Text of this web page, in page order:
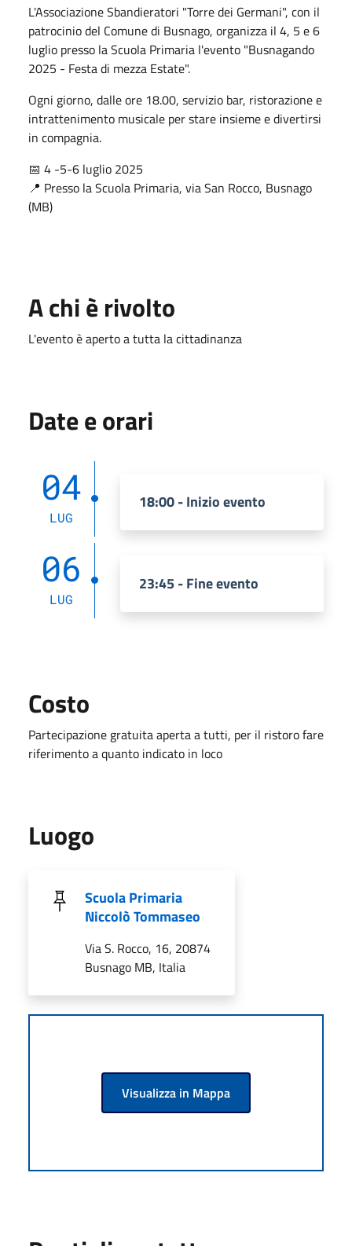
L'Associazione Sbandieratori "Torre dei Germani", con il
patrocinio del Comune di Busnago, organizza il 4, 5 e 6
luglio presso la Scuola Primaria l'evento "Busnagando
2025 - Festa di mezza Estate".
Ogni giorno, dalle ore 18.00, servizio bar, ristorazione e
intrattenimento musicale per stare insieme e divertirsi
in compagnia.
📅 4 -5-6 luglio 2025
📍 Presso la Scuola Primaria, via San Rocco, Busnago
(MB)
A chi è rivolto
L'evento è aperto a tutta la cittadinanza
Date e orari
04
LUG
18:00 - Inizio evento
06
LUG
23:45 - Fine evento
Costo
Partecipazione gratuita aperta a tutti, per il ristoro fare
riferimento a quanto indicato in loco
Luogo
Scuola Primaria
Niccolò Tommaseo
Via S. Rocco, 16, 20874
Busnago MB, Italia
Visualizza in Mappa